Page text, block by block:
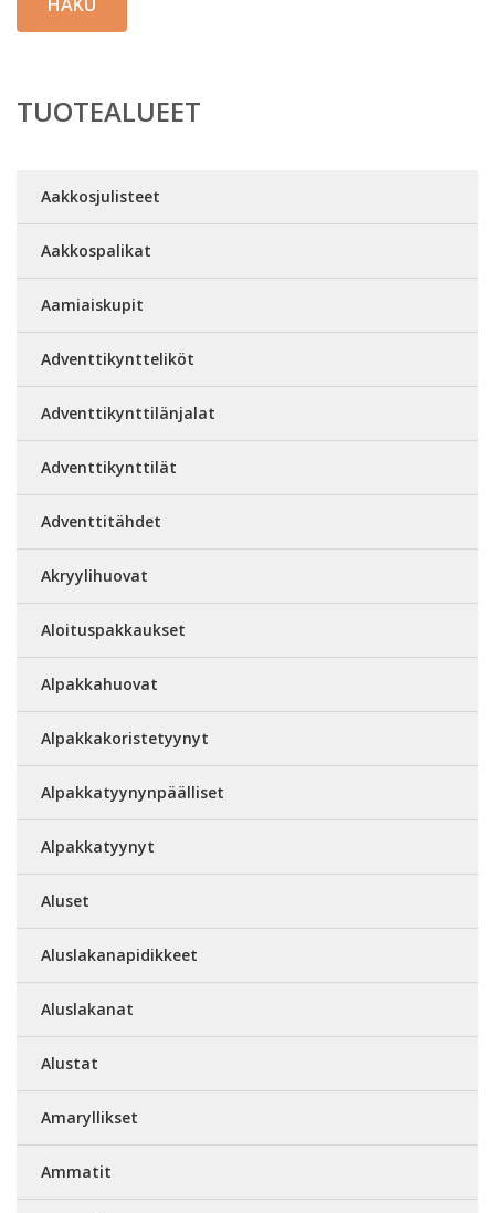
TUOTEALUEET
Aakkosjulisteet
Aakkospalikat
Aamiaiskupit
Adventtikyntteliköt
Adventtikynttilänjalat
Adventtikynttilät
Adventtitähdet
Akryylihuovat
Aloituspakkaukset
Alpakkahuovat
Alpakkakoristetyynyt
Alpakkatyynynpäälliset
Alpakkatyynyt
Aluset
Aluslakanapidikkeet
Aluslakanat
Alustat
Amaryllikset
Ammatit